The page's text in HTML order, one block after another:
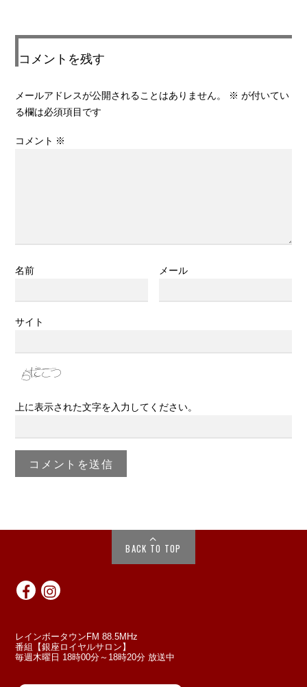
コメントを残す
メールアドレスが公開されることはありません。 ※ が付いてい
る欄は必須項目です
コメント ※
名前 メール
サイト
上に表示された文字を入力してください。
BACK TO TOP
レインボータウンFM 88.5MHz
番組【銀座ロイヤルサロン】
毎週木曜日 18時00分～18時20分 放送中